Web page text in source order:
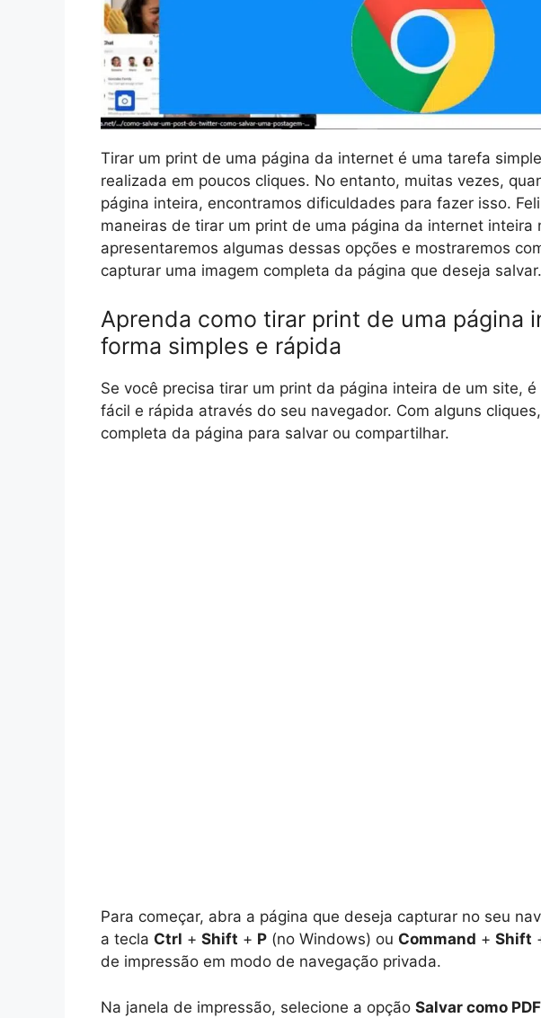
Tirar um print de uma página da internet é uma tarefa
realizada em poucos cliques. No entanto, muitas vezes,
página inteira, encontramos dificuldades para fazer isso.
maneiras de tirar um print de uma página da internet inteira
apresentaremos algumas dessas opções e mostraremos
capturar uma imagem completa da página que deseja salvar.
Aprenda como tirar print de uma página
forma simples e rápida
Se você precisa tirar um print da página inteira de um site,
fácil e rápida através do seu navegador. Com alguns
completa da página para salvar ou compartilhar.
Para começar, abra a página que deseja capturar no seu
a tecla Ctrl + Shift + P (no Windows) ou Command + Shift
de impressão em modo de navegação privada.
Na janela de impressão, selecione a opção Salvar como PDF